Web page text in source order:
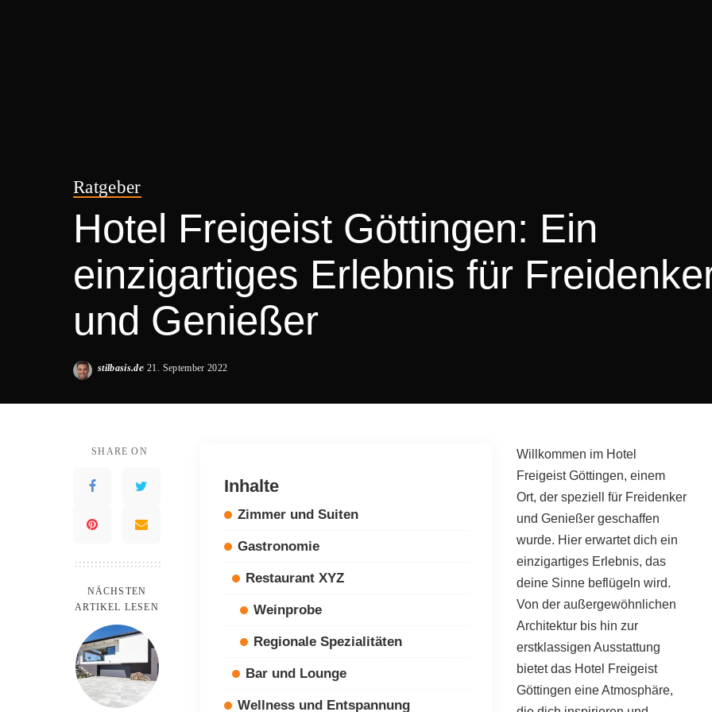
Ratgeber
Hotel Freigeist Göttingen: Ein
einzigartiges Erlebnis für
und Genießer
Posted
stilbasis.de 21. September 2022
SHARE ON
NÄCHSTEN
ARTIKEL LESEN
Inhalte
Zimmer und Suiten
Gastronomie
Restaurant XYZ
Weinprobe
Regionale Spezialitäten
Bar und Lounge
Wellness und Entspannung
Willkommen im Hotel
Freigeist Göttingen, einem
Ort, der speziell für Freidenker
und Genießer geschaffen
wurde. Hier erwartet dich ein
einzigartiges Erlebnis, das
deine Sinne beflügeln wird.
Von der außergewöhnlichen
Architektur bis hin zur
erstklassigen Ausstattung
bietet das Hotel Freigeist
Göttingen eine Atmosphäre,